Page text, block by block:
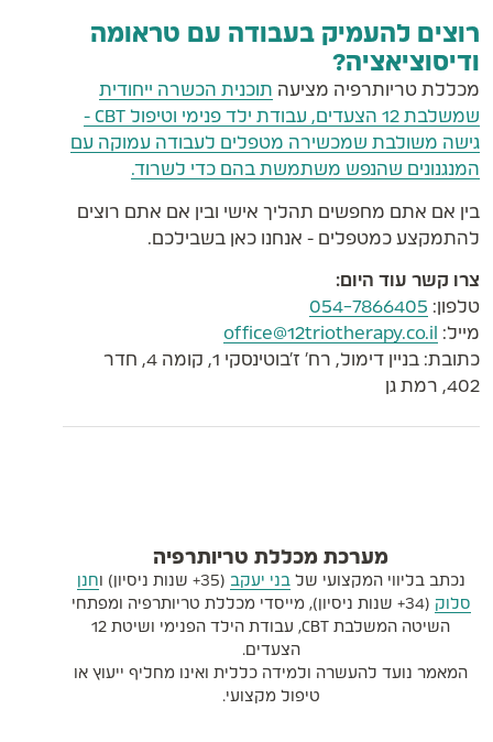
רוצים להעמיק בעבודה עם טראומה
ודיסוציאציה?
מכללת טריותרפיה מציעה תוכנית הכשרה ייחודית
שמשלבת 12 הצעדים, עבודת ילד פנימי וטיפול CBT -
גישה משולבת שמכשירה מטפלים לעבודה עמוקה עם
המנגנונים שהנפש משתמשת בהם כדי לשרוד.
בין אם אתם מחפשים תהליך אישי ובין אם אתם רוצים
להתמקצע כמטפלים - אנחנו כאן בשבילכם.
צרו קשר עוד היום:
טלפון: 054-7866405
מייל:
office@12triotherapy.co.il
כתובת: בניין דימול, רח' ז'בוטינסקי 1, קומה 4, חדר
402, רמת גן
מערכת מכללת טריותרפיה
נכתב בליווי המקצועי שלבני יעקב (35+ שנות ניסיון) ו
חנן
סלוק
(34+ שנות ניסיון), מייסדי מכללת טריותרפיה ומפתחי
השיטה המשלבת CBT, עבודת הילד הפנימי ושיטת 12
הצעדים.
המאמר נועד להעשרה ולמידה כללית ואינו מחליף ייעוץ או
טיפול מקצועי.